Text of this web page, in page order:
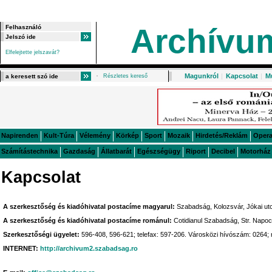
Elfelejtette jelszavát?
Részletes kereső Magunkról | Kapcsolat |
Napirenden Kult-Túra Vélemény Körkép Sport Mozaik Hirdetés/Reklám Opera
Számítástechnika Gazdaság Állatbarát Egészségügy Riport Decibel Motorház
Kapcsolat
A szerkesztőség és kiadóhivatal postacíme magyarul: Szabadság, Kolozsvár, Jókai
A szerkesztőség és kiadóhivatal postacíme románul: Cotidianul Szabadság, Str.
Szerkesztőségi ügyelet: 596-408, 596-621; telefax: 597-206. Városközi hívószám:
INTERNET: http://archivum2.szabadsag.ro